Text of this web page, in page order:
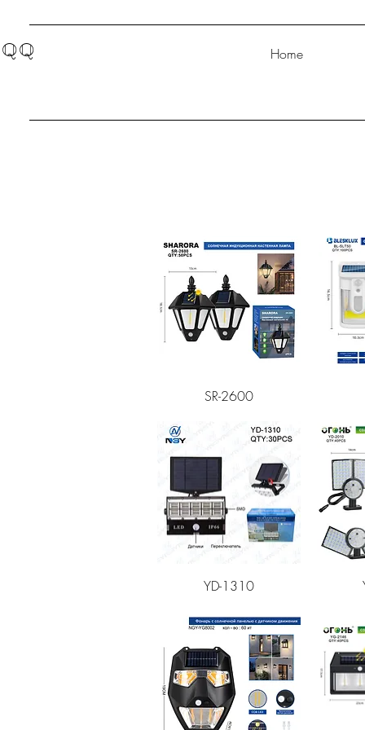
QQ Home
Быстрый просмотр
SR-2600
Быстрый просмотр
YD-1310